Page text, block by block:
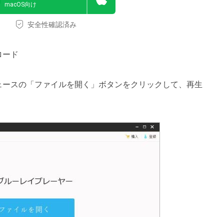
macOS向け
安全性確認済み
ド
スの「ファイルを開く」ボタンをクリックして、再生